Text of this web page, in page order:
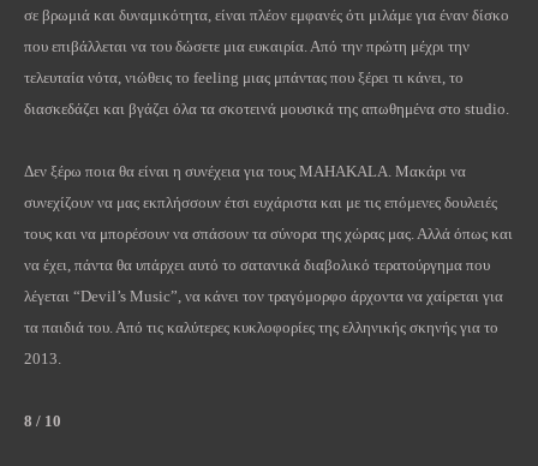
σε βρωμιά και δυναμικότητα, είναι πλέον εμφανές ότι μιλάμε για έναν δίσκο
που επιβάλλεται να του δώσετε μια ευκαιρία. Από την πρώτη μέχρι την
τελευταία νότα, νιώθεις το feeling μιας μπάντας που ξέρει τι κάνει, το
διασκεδάζει και βγάζει όλα τα σκοτεινά μουσικά της απωθημένα στο studio
Δεν ξέρω ποια θα είναι η συνέχεια για τους MAHAKALA . Μακάρι να
συνεχίζουν να μας εκπλήσσουν έτσι ευχάριστα και με τις επόμενες δουλειές
τους και να μπορέσουν να σπάσουν τα σύνορα της χώρας μας. Αλλά όπως και
να έχει, πάντα θα υπάρχει αυτό το σατανικά διαβολικό τερατούργημα που
λέγεται “Devil’s Music” , να κάνει τον τραγόμορφο άρχοντα να χαίρεται για
τα παιδιά του. Από τις καλύτερες κυκλοφορίες της ελληνικής σκηνής για το
2013.
8 / 10